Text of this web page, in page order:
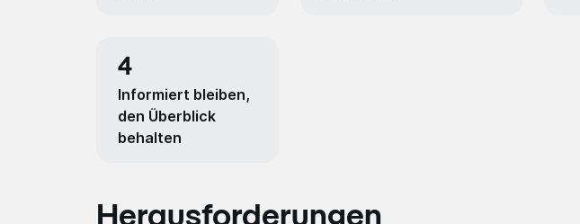
4
Informiert bleiben,
den Überblick
behalten